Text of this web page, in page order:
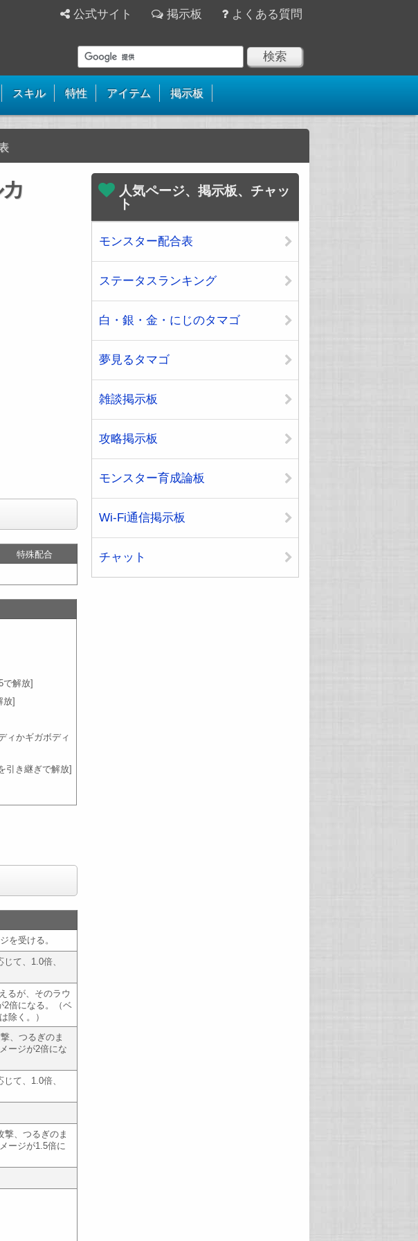
公式サイト 掲示板 よくある質問
スキル 特性 アイテム 掲示板
特殊配合
で解放]
放]
ィかギガボディ
引き継ぎで解放]
を受ける。
て、1.0倍、
るが、そのラウ
2倍になる。（ベ
除く。）
、つるぎのま
ージが2倍にな
て、1.0倍、
撃、つるぎのま
ージが1.5倍に
人気ページ、掲示板、チャッ
ト
モンスター配合表
ステータスランキング
白・銀・金・にじのタマゴ
夢見るタマゴ
雑談掲示板
攻略掲示板
モンスター育成論板
Wi-Fi通信掲示板
チャット